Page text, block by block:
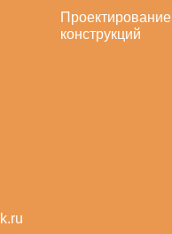
Проектирование
конструкций